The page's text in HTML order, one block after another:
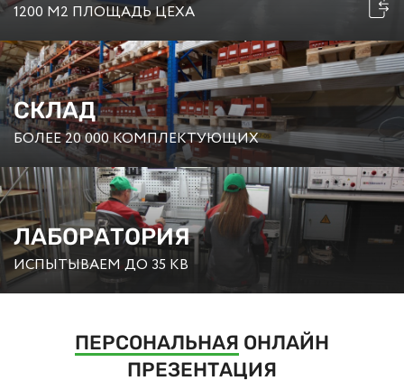
1200 М2 ПЛОЩАДЬ ЦЕХА
СКЛАД
БОЛЕЕ 20 000 КОМПЛЕКТУЮЩИХ
ЛАБОРАТОРИЯ
ИСПЫТЫВАЕМ ДО 35 КВ
ПЕРСОНАЛЬНАЯ ОНЛАЙН
ПРЕЗЕНТАЦИЯ